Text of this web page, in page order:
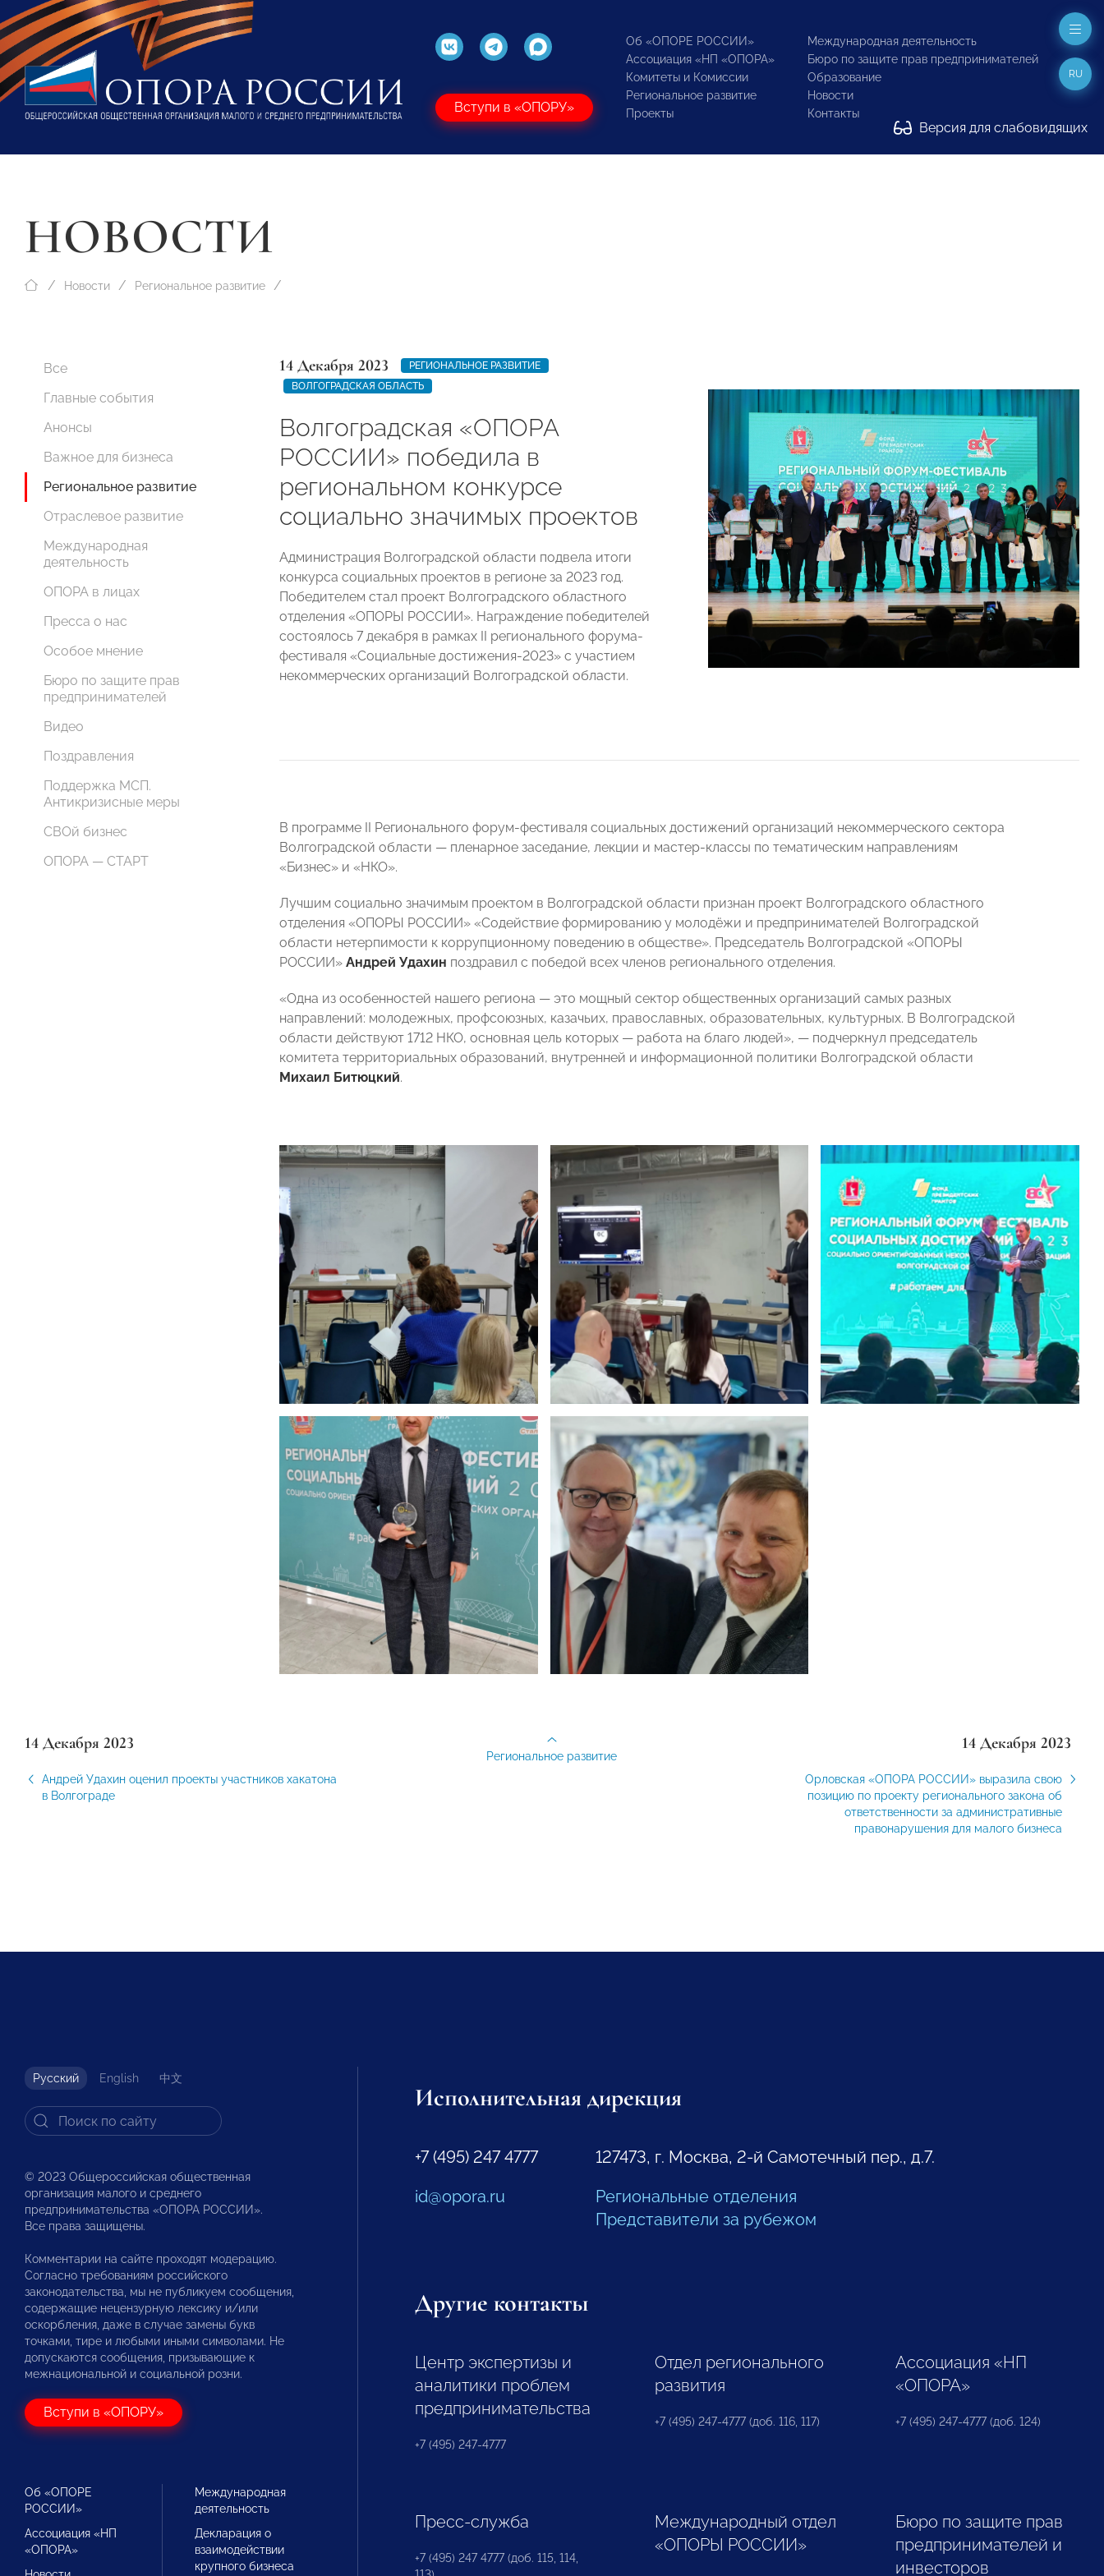
Вступи в «ОПОРУ»
Об «ОПОРЕ РОССИИ»
Ассоциация «НП «ОПОРА»
Комитеты и Комиссии
Региональное развитие
Проекты
Международная деятельность
Бюро по защите прав предпринимателей
Образование
Новости
Контакты
Версия для слабовидящих
RU
НОВОСТИ
Новости Региональное развитие
Все
Главные события
Анонсы
Важное для бизнеса
Региональное развитие
Отраслевое развитие
Международная
деятельность
ОПОРА в лицах
Пресса о нас
Особое мнение
Бюро по защите прав
предпринимателей
Видео
Поздравления
Поддержка МСП.
Антикризисные меры
СВОй бизнес
ОПОРА — СТАРТ
14 Декабря 2023
РЕГИОНАЛЬНОЕ РАЗВИТИЕ
ВОЛГОГРАДСКАЯ ОБЛАСТЬ
Волгоградская «ОПОРА
РОССИИ» победила в
региональном конкурсе
социально значимых проектов
Администрация Волгоградской области подвела итоги
конкурса социальных проектов в регионе за 2023 год.
Победителем стал проект Волгоградского областного
отделения «ОПОРЫ РОССИИ». Награждение победителей
состоялось 7 декабря в рамках II регионального форума-
фестиваля «Социальные достижения-2023» с участием
некоммерческих организаций Волгоградской области.
В программе II Регионального форум-фестиваля социальных достижений организаций некоммерческого сектора
Волгоградской области — пленарное заседание, лекции и мастер-классы по тематическим направлениям
«Бизнес» и «НКО».
Лучшим социально значимым проектом в Волгоградской области признан проект Волгоградского областного
отделения «ОПОРЫ РОССИИ» «Содействие формированию у молодёжи и предпринимателей Волгоградской
области нетерпимости к коррупционному поведению в обществе». Председатель Волгоградской «ОПОРЫ
РОССИИ» Андрей Удахин поздравил с победой всех членов регионального отделения.
«Одна из особенностей нашего региона — это мощный сектор общественных организаций самых разных
направлений: молодежных, профсоюзных, казачьих, православных, образовательных, культурных. В Волгоградской
области действуют 1712 НКО, основная цель которых — работа на благо людей», — подчеркнул председатель
комитета территориальных образований, внутренней и информационной политики Волгоградской области
Михаил Битюцкий.
14 Декабря 2023
Андрей Удахин оценил проекты участников хакатона
в Волгограде
14 Декабря 2023
Орловская «ОПОРА РОССИИ» выразила свою
позицию по проекту регионального закона об
ответственности за административные
правонарушения для малого бизнеса
Региональное развитие
Русский English 中文
© 2023 Общероссийская общественная
организация малого и среднего
предпринимательства «ОПОРА РОССИИ».
Все права защищены.
Комментарии на сайте проходят модерацию.
Согласно требованиям российского
законодательства, мы не публикуем сообщения,
содержащие нецензурную лексику и/или
оскорбления, даже в случае замены букв
точками, тире и любыми иными символами. Не
допускаются сообщения, призывающие к
межнациональной и социальной розни.
Вступи в «ОПОРУ»
Об «ОПОРЕ
РОССИИ»
Ассоциация «НП
«ОПОРА»
Международная
деятельность
Декларация о
взаимодействии
крупного бизнеса
Исполнительная дирекция
+7 (495) 247 4777
id@opora.ru
127473, г. Москва, 2-й Самотечный пер., д.7.
Региональные отделения
Представители за рубежом
Другие контакты
Центр экспертизы и
аналитики проблем
предпринимательства
+7 (495) 247-4777
Отдел регионального
развития
+7 (495) 247-4777 (доб. 116, 117)
Ассоциация «НП
«ОПОРА»
+7 (495) 247-4777 (доб. 124)
Пресс-служба
+7 (495) 247 4777 (доб. 115, 114,
Международный отдел
«ОПОРЫ РОССИИ»
Бюро по защите прав
предпринимателей и
инвесторов